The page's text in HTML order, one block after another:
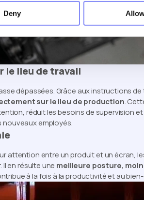
Deny
le lieu de travail
dépassées. Grâce aux instructions
sur le lieu de production.
réduit les besoins de supervision
nouveaux employés.
attention entre un produit et un écran,
en résulte une meilleure posture,
à la fois à la productivité et au